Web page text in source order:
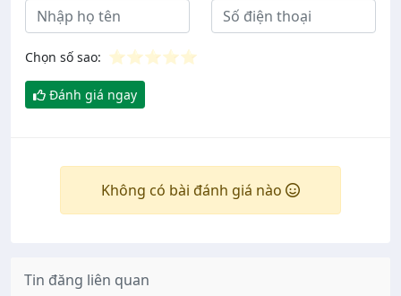
Chọn số sao: ⭐⭐⭐⭐⭐
Đánh giá ngay
Không có bài đánh giá nào
Tin đăng liên quan